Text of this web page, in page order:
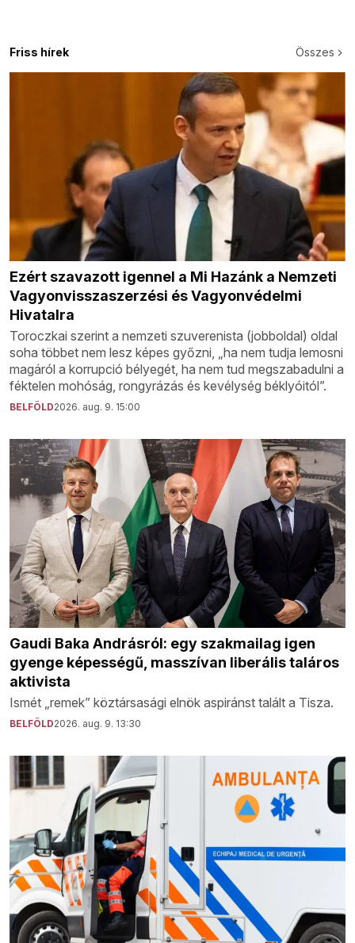
Friss hírek Összes
Ezért szavazott igennel a Mi Hazánk a Nemzeti
Vagyonvisszaszerzési és Vagyonvédelmi
Hivatalra
Toroczkai szerint a nemzeti szuverenista (jobboldal) oldal
soha többet nem lesz képes győzni, „ha nem tudja lemosni
magáról a korrupció bélyegét, ha nem tud megszabadulni a
féktelen mohóság, rongyrázás és kevélység béklyóitól”.
BELFÖLD2026. aug. 9. 15:00
Gaudi Baka Andrásról: egy szakmailag igen
gyenge képességű, masszívan liberális taláros
aktivista
Ismét „remek” köztársasági elnök aspiránst talált a Tisza.
BELFÖLD2026. aug. 9. 13:30